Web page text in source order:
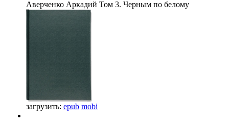
Аверченко Аркадий Том 3. Черным по белому
загрузить: epub mobi